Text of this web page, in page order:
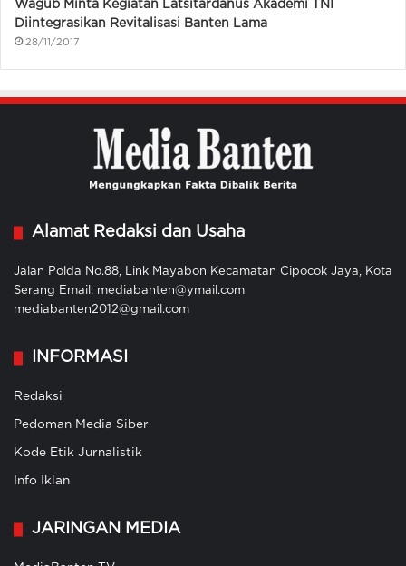
Wagub Minta Kegiatan Latsitardanus Akademi TNI
Diintegrasikan Revitalisasi Banten Lama
28/11/2017
Alamat Redaksi dan Usaha
Jalan Polda No.88, Link Mayabon Kecamatan Cipocok Jaya, Kota
Serang Email: mediabanten@ymail.com
mediabanten2012@gmail.com
INFORMASI
Redaksi
Pedoman Media Siber
Kode Etik Jurnalistik
Info Iklan
JARINGAN MEDIA